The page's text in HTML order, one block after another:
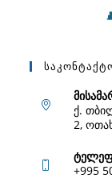
ქ.
2,
+995